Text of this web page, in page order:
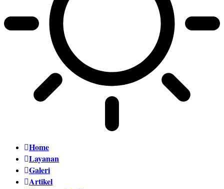
Home
Layanan
Galeri
Artikel